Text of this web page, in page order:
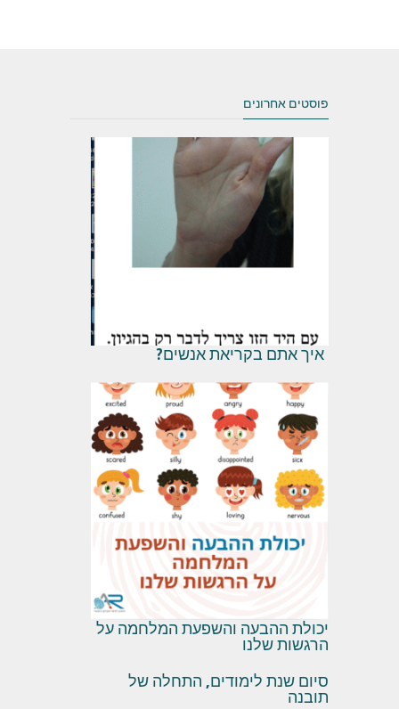
פוסטים אחרונים
איך אתם בקריאת אנשים?
יכולת ההבעה והשפעת המלחמה על
הרגשות שלנו
סיום שנת לימודים, התחלה של
תובנה